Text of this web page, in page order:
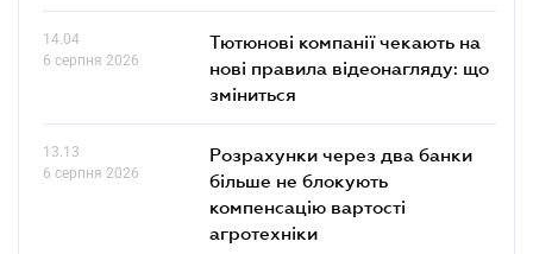
14.04
6 серпня 2026
Тютюнові компанії чекають на
нові правила відеонагляду: що
зміниться
13.13
6 серпня 2026
Розрахунки через два банки
більше не блокують
компенсацію вартості
агротехніки